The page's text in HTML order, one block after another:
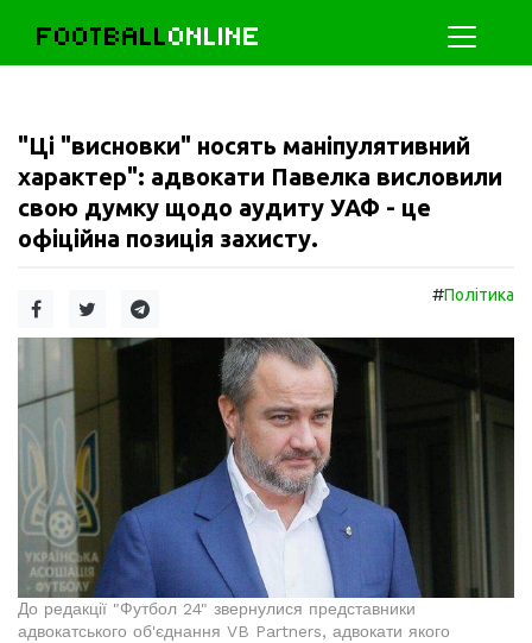
FOOTBALLONLINE
"Ці "висновки" носять маніпулятивний
характер": адвокати Павелка висловили
свою думку щодо аудиту УАФ - це
офіційна позиція захисту.
#Політика
До редакції "Футбол 24" звернулися представники
адвокатського об'єднання VB Partners, адвокати якого